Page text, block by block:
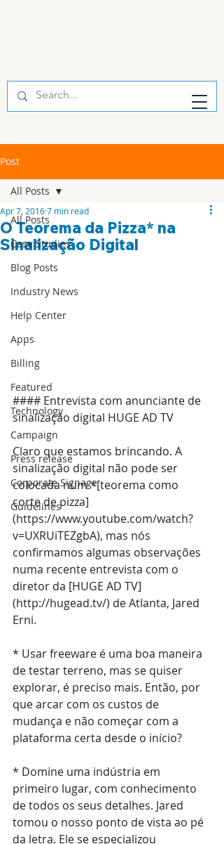
Post
All Posts
Case Studies
Blog Posts
Industry News
Help Center
Apps
Billing
Featured
Technology
Campaign
Press release
Corporate Signage
Guidelines
All Posts
O Teorema da Pizza* na
Sinalização Digital
Apr 7, 20167 min read
#### Entrevista com anunciante de
sinalização digital HUGE AD TV
Claro que estamos brincando. A
sinalização digital não pode ser
colocada num *[teorema como
corte de pizza]
(https://www.youtube.com/watch?
v=UXRUiTEZgbA), mas nós
confirmamos algumas observações
numa recente entrevista com o
diretor da [HUGE AD TV]
(http://hugead.tv/) de Atlanta, Jared
Erni.
* Usar freeware é uma boa maneira
de testar terreno, mas se quiser
explorar, é preciso mais. Então, por
que arcar com os custos de
mudança e não começar com a
plataforma certa desde o início?
* Domine uma indústria em
primeiro lugar, com conhecimento
de todos os seus detalhes. Jared
tomou o nosso ponto de vista ao pé
da letra. Ele se especializou